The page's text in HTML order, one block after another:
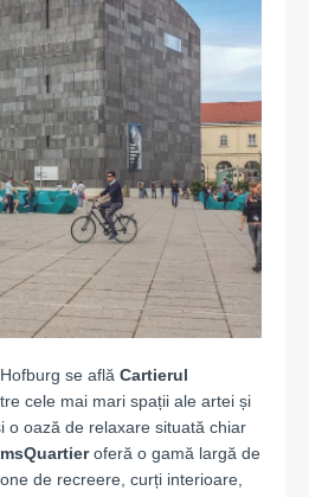
se află Cartierul
cele mai mari spații ale artei și
o oază de relaxare situată chiar
oferă o gamă largă de
de recreere, curți interioare,